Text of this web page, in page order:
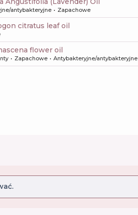
antybakteryjne Zapachowe
citratus leaf oil
flower oil
Zapachowe Antybakteryjne/antybakteryjne